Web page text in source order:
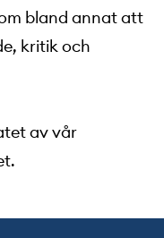
bland annat att
kritik och
av vår